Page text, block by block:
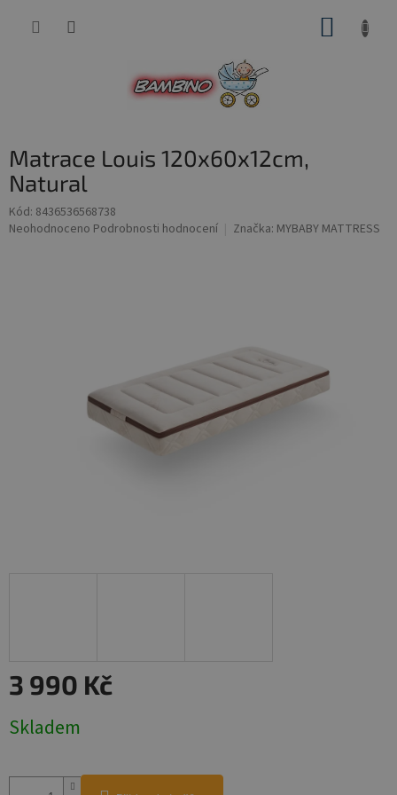
Matrace Louis 120x60x12cm,
Natural
Kód: 8436536568738
Průměrné
Neohodnoceno Podrobnosti hodnocení Značka: MYBABY MATTRESS
3 990 Kč
cena:
Skladem